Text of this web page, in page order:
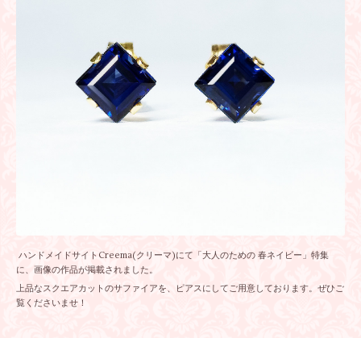
ハンドメイドサイトCreema(クリーマ)にて「大人のための 春ネイビー」特集
に、画像の作品が掲載されました。
上品なスクエアカットのサファイアを、ピアスにしてご用意しております。ぜひご
覧くださいませ！